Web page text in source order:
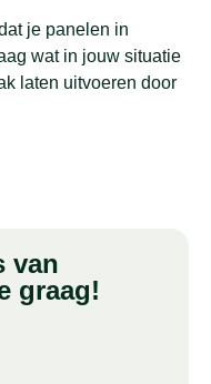
je panelen in
wat in jouw situatie
laten uitvoeren door
van
graag!